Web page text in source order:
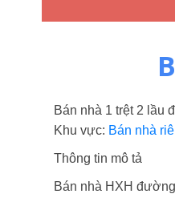
Bán nhà 1 trệt 2 lầu
Khu vực: Bán nhà
Thông tin mô tả
Bán nhà HXH